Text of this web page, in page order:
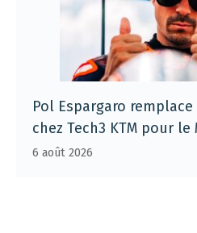
Pol Espargaro
chez Tech3 KTM pour
6 août 2026